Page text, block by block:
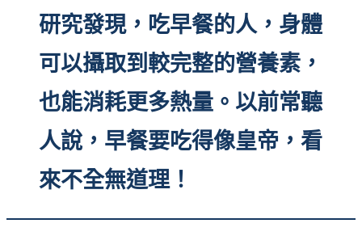
研究發現，吃早餐的人，身體
可以攝取到較完整的營養素，
也能消耗更多熱量。以前常聽
人說，早餐要吃得像皇帝，看
來不全無道理！